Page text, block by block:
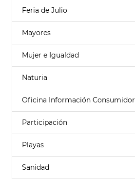
Feria de Julio
Mayores
Mujer e Igualdad
Naturia
Oficina Información Consumidor
Participación
Playas
Sanidad